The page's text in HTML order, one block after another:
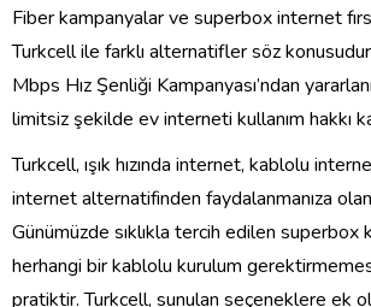
Fiber kampanyalar ve superbox internet fı
Turkcell ile farklı alternatifler söz
Mbps HızŞenliği Kampanyası’ndan
limitsiz şekilde ev interneti kullanım hakkı
Turkcell, ışık hızında internet, kablolu
internet alternatifinden faydalanmanıza
Günümüzde sıklıkla tercih edilen superbox
herhangi bir kablolu kurulum
pratiktir. Turkcell, sunulan seçeneklere ek